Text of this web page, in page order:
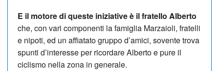
E il motore di queste iniziative è il fratello Alberto
che, con vari componenti la famiglia Marzaioli, fratelli
e nipoti, ed un affiatato gruppo d’amici, sovente trova
spunti d’interesse per ricordare Alberto e pure il
ciclismo nella zona in generale.